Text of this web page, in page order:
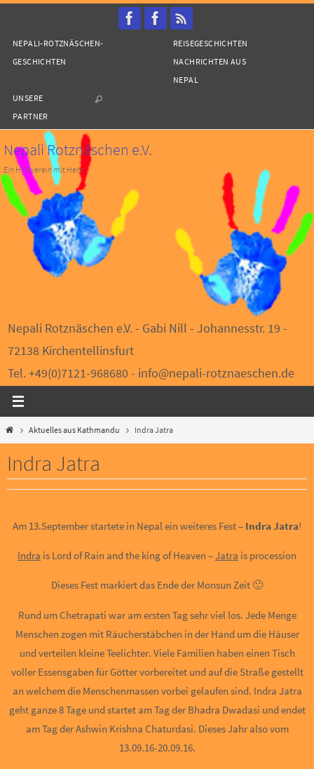
springen
NEPALI-ROTZNÄSCHEN-
GESCHICHTEN
REISEGESCHICHTEN
NACHRICHTEN AUS
NEPAL
UNSERE
PARTNER
Nepali Rotznäschen e.V.
Ein Hilfsverein mit Herz
Nepali Rotznäschen e.V. - Gabi Nill - Johannesstr. 19 -
72138 Kirchentellinsfurt
Tel. +49(0)7121-968680 - info@nepali-rotznaeschen.de
StartAktuelles aus Kathmandu Indra Jatra
Indra Jatra
Am 13.September startete in Nepal ein weiteres Fest – Indra Jatra!
Indra is Lord of Rain and the king of Heaven –Jatra is procession
Dieses Fest markiert das Ende der Monsun Zeit 🙂
Rund um Chetrapati war am ersten Tag sehr viel los. Jede Menge
Menschen zogen mit Räucherstäbchen in der Hand um die Häuser
und verteilen kleine Teelichter. Viele Familien haben einen Tisch
voller Essensgaben für Götter vorbereitet und auf die Straße gestellt
an welchem die Menschenmassen vorbei gelaufen sind. Indra Jatra
geht ganze 8 Tage und startet am Tag der Bhadra Dwadasi und endet
am Tag der Ashwin Krishna Chaturdasi. Dieses Jahr also vom
13.09.16-20.09.16.